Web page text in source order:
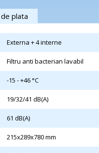
plata
Externa + 4 interne
Filtru anti bacterian lavabil
-15 - +46 °C
19/32/41 dB(A)
61 dB(A)
215x289x780 mm